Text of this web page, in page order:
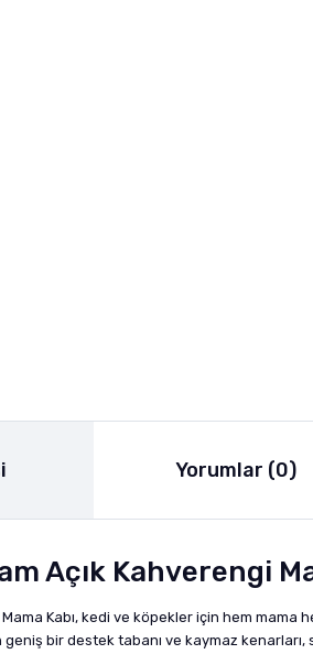
Yorumlar (0)
Açık Kahverengi
Kabı, kedi ve köpekler için hem mama
bir destek tabanı ve kaymaz kenarları,